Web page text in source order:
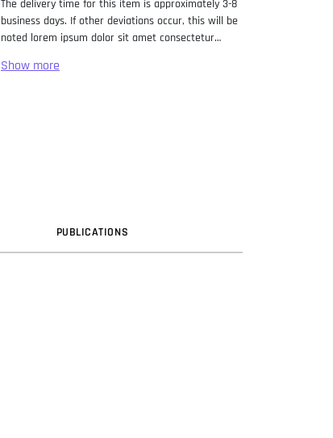
The delivery time for this item is approximately 3-8
business days. If other deviations occur, this will be
noted lorem ipsum dolor sit amet consectetur
standard dummy text ever since the 1500s, when
PUBLICATIONS